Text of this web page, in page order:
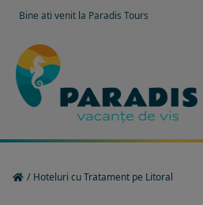
Bine ati venit la Paradis Tours
/ Hoteluri cu Tratament pe Litoral